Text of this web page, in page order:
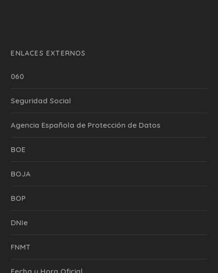
ENLACES EXTERNOS
060
Seguridad Social
Agencia Española de Protección de Datos
BOE
BOJA
BOP
DNIe
FNMT
Fecha y Hora Oficial